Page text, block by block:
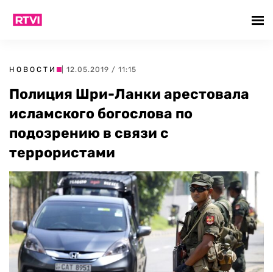
НОВОСТИ | 12.05.2019 / 11:15
Полиция Шри-Ланки арестовала
исламского богослова по
подозрению в связи с
террористами